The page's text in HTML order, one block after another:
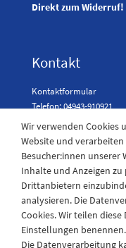
Direkt zum Widerruf!
Kontakt
Kontaktformular
Telefon: 04943-910921
Laden
Montag - Freitag
08:30 - 12:30 und
Samstags
08:30 bis 12:30 Uhr
Wir verwenden Cookies
Website und
Besucher:innen unserer
Inhalte und Anzeigen
Drittanbietern
analysieren. Die
Cookies. Wir teilen
Einstellungen benennen.
Die Datenverarbeitung